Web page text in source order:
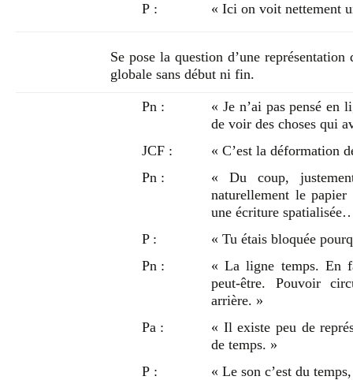
P : « Ici on voit nettement
Se pose la question d’une
globale sans début ni fin.
Pn :
« Je n’ai pas pensé en
de voir des choses qui
JCF :
« C’est la déformation
Pn :
« Du coup,
naturellement le
une écriture
P :
« Tu étais bloquée
Pn :
« La ligne temps. En
peut-être. Pouvoir
arrière. »
Pa :
« Il existe peu de
de temps. »
P :
« Le son c’est du